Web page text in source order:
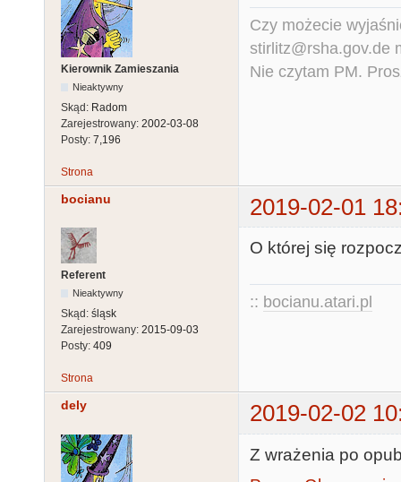
Kierownik Zamieszania
Nieaktywny
Skąd: Radom
Zarejestrowany: 2002-03-08
Posty: 7,196
Czy możecie
stirlitz@rsha.gov.de
Nie czytam PM.
Strona
bocianu 2019-02-01
Referent
Nieaktywny
Skąd: śląsk
Zarejestrowany: 2015-09-03
Posty: 409
O której się
:: bocianu.atari.pl
Strona
dely 2019-02-02
Z wrażenia po